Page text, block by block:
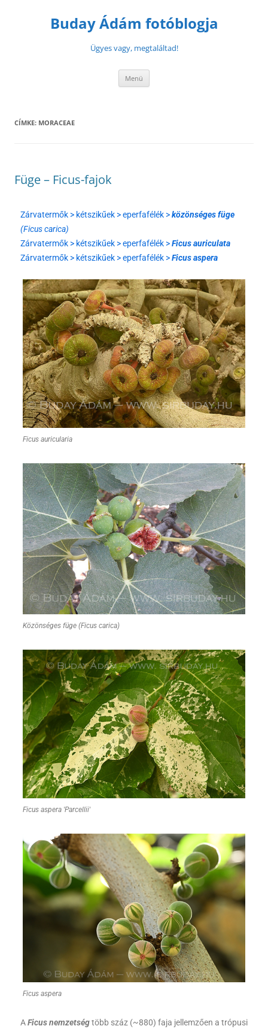
Buday Ádám fotóblogja
Ügyes vagy, megtaláltad!
Menü
CÍMKE: MORACEAE
Füge – Ficus-fajok
Zárvatermők > kétszikűek > eperfafélék >közönséges füge
(Ficus carica)
Zárvatermők > kétszikűek > eperfafélék >Ficus auriculata
Zárvatermők > kétszikűek > eperfafélék >Ficus aspera
Ficus auricularia
Közönséges füge (Ficus carica)
Ficus aspera 'Parcellii'
Ficus aspera
AFicus nemzetségtöbb száz (~880) faja jellemzően a trópusi